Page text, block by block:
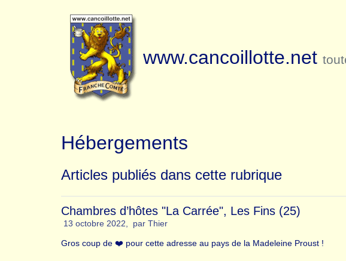
www.cancoillotte.net
Hébergements
Articles publiés dans cette rubrique
Chambres d’hôtes "La Carrée", Les Fins (25)
13 octobre 2022, par Thier
Gros coup de ❤️ pour cette adresse au pays de la Madeleine Proust !